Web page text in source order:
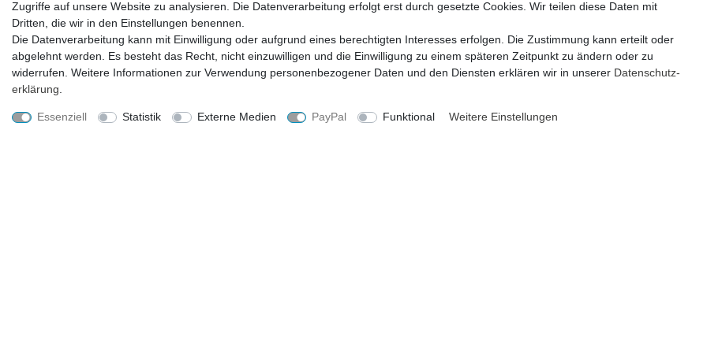
Blumentopf Deko Anhänger Woody – Disney
Toy Story Pot Buddy 10 cm aus Polyresin
dekorative Pflanzentopf Figur zum
Einhängen Geschenkidee für Fans Balkon &
Wohnzimmer
Christmas Inspirations Disney
Gartendekoration 37 x 8 x 5 cm
Blumenstecker Chamante Deko für den
Garten, Blumenbeet oder Blumentopf
Christmas Inspirations
Gartenstecker Thinkerbell In
40x7x4 cm
Blumenstecker Chamante
Garten, Blumenbeet oder
Zugriffe auf unsere Website zu analysieren. Die Datenverarbeitung erfolgt erst durch gesetzte Cookies. Wir teilen diese Daten mit
Dritten, die wir in den Einstellungen benennen.
Die Datenverarbeitung kann mit Einwilligung oder aufgrund eines berechtigten Interesses erfolgen. Die Zustimmung kann erteilt oder
abgelehnt werden. Es besteht das Recht, nicht einzuwilligen und die Einwilligung zu einem späteren Zeitpunkt zu ändern oder zu
widerrufen. Weitere Informationen zur Verwendung personenbezogener Daten und den Diensten erklären wir in unserer Daten­schutz­
erklärung
Essenziell Statistik Externe Medien PayPal Funktional Weitere Einstellungen